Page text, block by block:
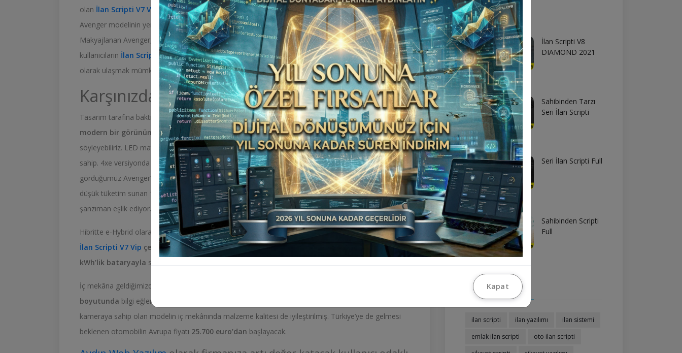
olan İlan Scripti V7 Vip Jeep’inAvengermodeli, sevilen otomobillerden biriydi. Şimdi ise şirket,
Avenger modelinin yenilenen versiyonunu tanıttı.
Makyajlanan Avenger, hem tasarım hem de teknik tarafta önemli yeniliklerleİlan Scripti V8
kullanıcıların İlan Scripti V7 Vipbeğenisine sunulacak. Araca benzinli, hibrit ve tam elektrikli
olarak ulaşmak mümkün olacak. Gelin detaylarına bakalım.
Karşınızda yeni Jeep Avenger
Tasarım tarafına baktığımızda makyajlı Avenger, güncel Jeep araçlarının genelinde gördüğümüz daha
modern bir görünümle geliyor. Özellikle ön taraftaki değişikliklerle Compass’a benzediğini
söyleyebiliriz. LED matrix farlarla gelen Araç,İlan Scripti V7 Vip 17 ve 18 inç jant seçeneklerine
sahip. 4xe versiyonda kırmızı detaylar olacak.
Hâlihazırda elektrikli, hibrit ve 4xe versiyonlarını
gördüğümüz Avenger’ın yeni modeline bir de içten yanmalı motorİlan Scripti V8eklenmiş. Burada
düşük tüketim sunan 1,2 litrelik turbo benzinli bir motor
görüyoruz. Ona 6 vitesli otomatik
şanzıman eşlik ediyor.
Hibritte e-Hybrid olarak bilinen 48V’lık versiyon var. 4xe ise 145 beygir gücü ve dört tekerlekten
İlan Scripti V7 Vip çekiş sunuyor. Tamamen elektrikli Avenger ise
400 km’ye varan menzili 54
kWh’lik bataryayla sürücülerle buluşturuyor.
İç mekâna geldiğimizde de ise Apple CarPlay ve Android Auto destekli
boyutunda bilgi eğlence
kameraya sahip olan modelin iç mekânında malzeme kalitesi de iyileştirilmiş. Türkiye’ye de gelmesi
beklenen otomobilin Avrupa fiyatı 25.700 euro’dan başlayacak.
İlan Scripti V8
DIAMOND 2021
Sahibinden Tarzı
Seri İlan Scripti
Seri İlan Scripti Full
Sahibinden Scripti
Full
Etiketler
ilan scripti ilan yazılımı
ilan sistemi
emlak ilan scripti
oto ilan scripti
Kapat